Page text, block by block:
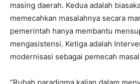
masing daerah. Kedua adalah
memecahkan masalahnya secara
pemerintah hanya membantu
mengasistensi. Ketiga adalah
modernisasi sebagai pemecah